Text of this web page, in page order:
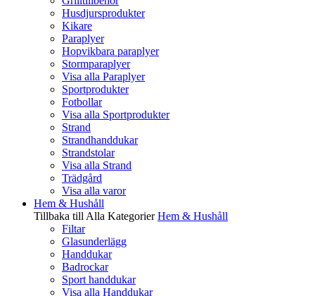
Husdjursprodukter
Kikare
Paraplyer
Hopvikbara paraplyer
Stormparaplyer
Visa alla Paraplyer
Sportprodukter
Fotbollar
Visa alla Sportprodukter
Strand
Strandhanddukar
Strandstolar
Visa alla Strand
Trädgård
Visa alla varor
Hem & Hushåll
Tillbaka till Alla Kategorier Hem & Hushåll
Filtar
Glasunderlägg
Handdukar
Badrockar
Sport handdukar
Visa alla Handdukar